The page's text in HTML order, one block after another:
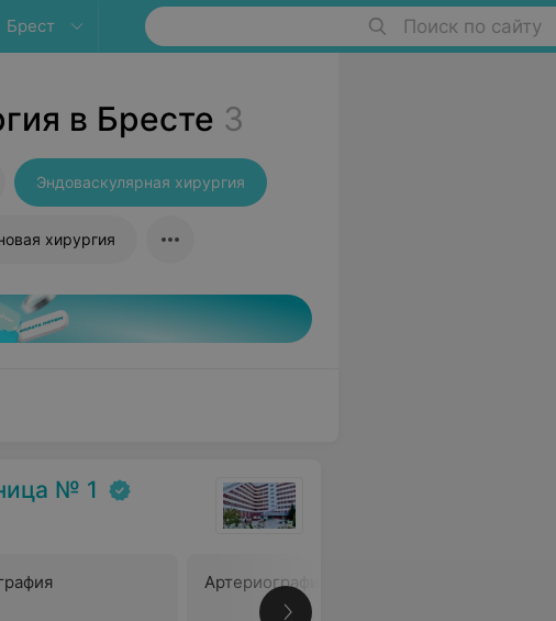
Брест Поиск по сайту
в Бресте 3
Эндоваскулярная хирургия
хирургия
№ 1
Артериография каротидная